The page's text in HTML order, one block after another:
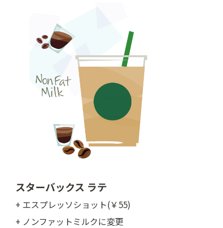
スターバックス ラテ
+ エスプレッソショット(￥55)
+ ノンファットミルクに変更